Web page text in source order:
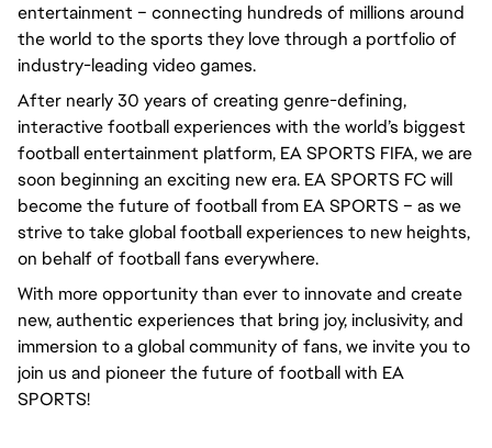
entertainment – connecting hundreds of millions around
the world to the sports they love through a portfolio of
industry-leading video games.
After nearly 30 years of creating genre-defining,
interactive football experiences with the world’s biggest
football entertainment platform, EA SPORTS FIFA, we are
soon beginning an exciting new era. EA SPORTS FC will
become the future of football from EA SPORTS – as we
strive to take global football experiences to new heights,
on behalf of football fans everywhere.
With more opportunity than ever to innovate and create
new, authentic experiences that bring joy, inclusivity, and
immersion to a global community of fans, we invite you to
join us and pioneer the future of football with EA
SPORTS!